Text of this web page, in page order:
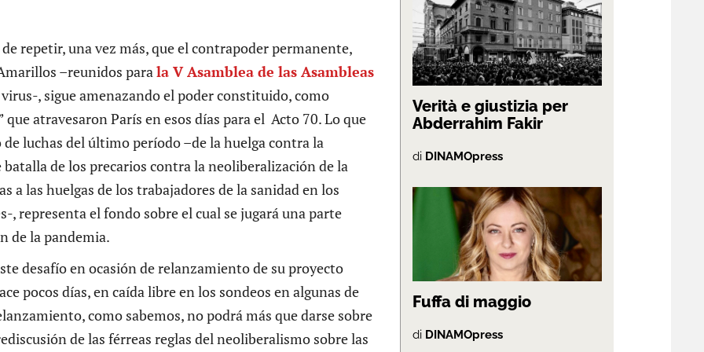
repetir, una vez más, que el contrapoder permanente,
–reunidos parala V Asamblea de las Asambleas
, sigue amenazando el poder constituido, como
atravesaron París en esos días para el Acto 70. Lo que
luchas del último período –de la huelga contra la
de los precarios contra la neoliberalización de la
a las huelgas de los trabajadores de la sanidad en los
, representa el fondo sobre el cual se jugará una parte
de la pandemia.
desafío en ocasión de relanzamiento de su proyecto
pocos días, en caída libre en los sondeos en algunas de
como sabemos, no podrá más que darse sobre
de las férreas reglas del neoliberalismo sobre las
Verità e giustizia per
Abderrahim Fakir
di DINAMOpress
Fuffa di maggio
di DINAMOpress